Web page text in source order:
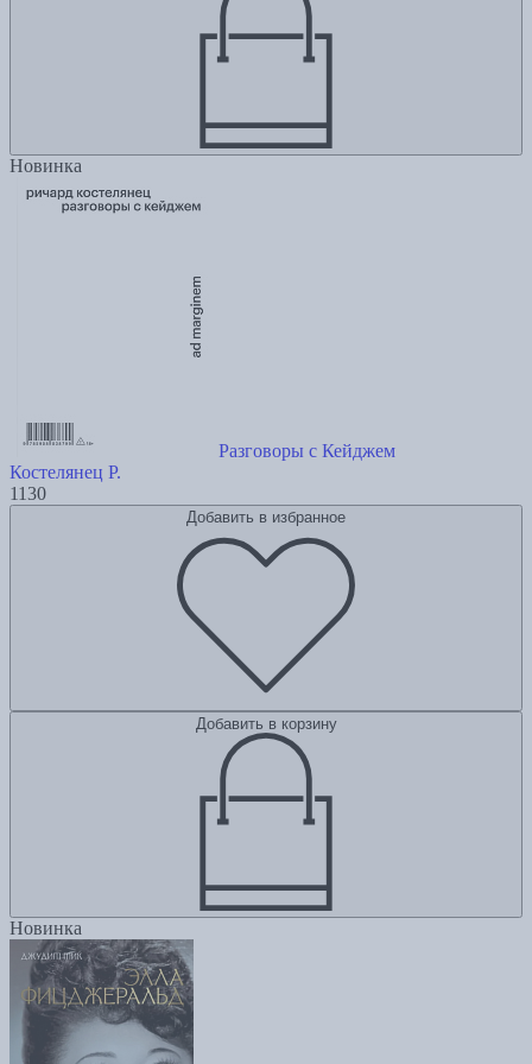
Новинка
Разговоры с Кейджем
Костелянец Р.
1130
Добавить в избранное
Добавить в корзину
Новинка